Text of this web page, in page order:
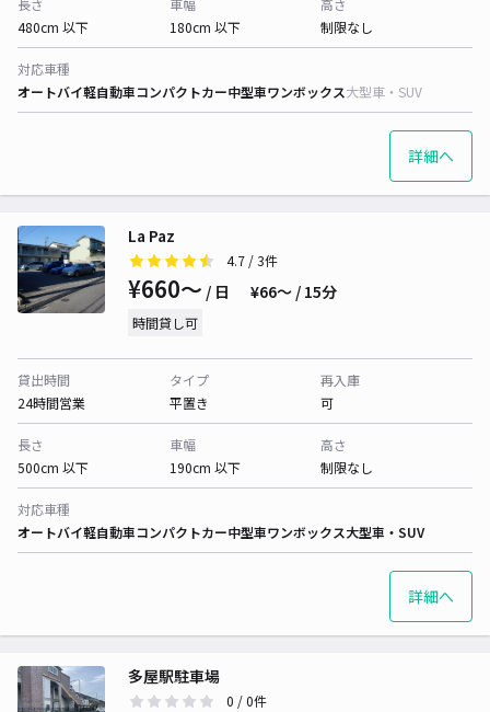
長さ
480cm 以下
車幅
180cm 以下
高さ
制限なし
対応車種
オートバイ軽自動車コンパクトカー中型車ワンボックス大型車・SUV
詳細へ
La Paz
4.7 / 3件
¥660〜 / 日 ¥66〜 / 15分
時間貸し可
貸出時間
24時間営業
タイプ
平置き
再入庫
可
長さ
500cm 以下
車幅
190cm 以下
高さ
制限なし
対応車種
オートバイ軽自動車コンパクトカー中型車ワンボックス大型車・SUV
詳細へ
多屋駅駐車場
0 / 0件